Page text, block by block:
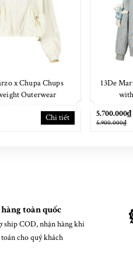
x Chupa Chups
Outerwear
Chi tiết
13De
5.700.000₫
5.900.000₫
toàn quốc
ship COD, nhận hàng khi
cho quý khách